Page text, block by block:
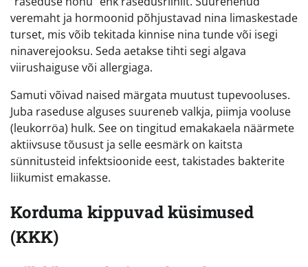
veremaht ja hormoonid põhjustavad nina limaskestade
turset, mis võib tekitada kinnise nina tunde või isegi
ninaverejooksu. Seda aetakse tihti segi algava
viirushaiguse või allergiaga.
Samuti võivad naised märgata muutust tupevooluses.
Juba raseduse alguses suureneb valkja, piimja vooluse
(leukorröa) hulk. See on tingitud emakakaela näärmete
aktiivsuse tõusust ja selle eesmärk on kaitsta
sünnitusteid infektsioonide eest, takistades bakterite
liikumist emakasse.
Korduma kippuvad küsimused
(KKK)